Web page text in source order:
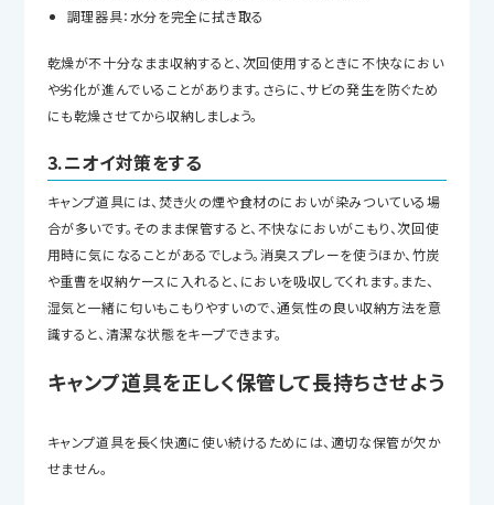
調理器具：水分を完全に拭き取る
乾燥が不十分なまま収納すると、次回使用するときに不快なにおい
や劣化が進んでいることがあります。さらに、サビの発生を防ぐため
にも乾燥させてから収納しましょう。
3.ニオイ対策をする
キャンプ道具には、焚き火の煙や食材のにおいが染みついている場
合が多いです。そのまま保管すると、不快なにおいがこもり、次回使
用時に気になることがあるでしょう。消臭スプレーを使うほか、竹炭
や重曹を収納ケースに入れると、においを吸収してくれます。また、
湿気と一緒に匂いもこもりやすいので、通気性の良い収納方法を意
識すると、清潔な状態をキープできます。
キャンプ道具を正しく保管して長持ちさせよう
キャンプ道具を長く快適に使い続けるためには、適切な保管が欠か
せません。